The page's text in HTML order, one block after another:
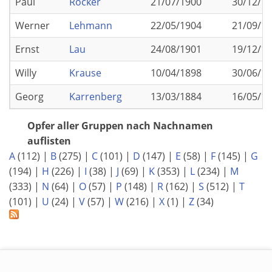
Werner
Lehmann 22/05/1904
21/09/
Ernst
Lau 24/08/1901
19/12/
Willy
Krause 10/04/1898
30/06/
Georg
Karrenberg 13/03/1884 16/05/
Opfer aller Gruppen nach Nachnamen
auflisten
A(112) | B(275) | C(101) | D (147) | E (58) | F(145) | G
(194) | H (226) | I (38) | J (69) | K(353) | L(234) | M
(333) | N (64) | O(57) | P (148) | R(162) | S (512) | T
(101) | U (24) | V(57) | W(216) | X(1) | Z(34)